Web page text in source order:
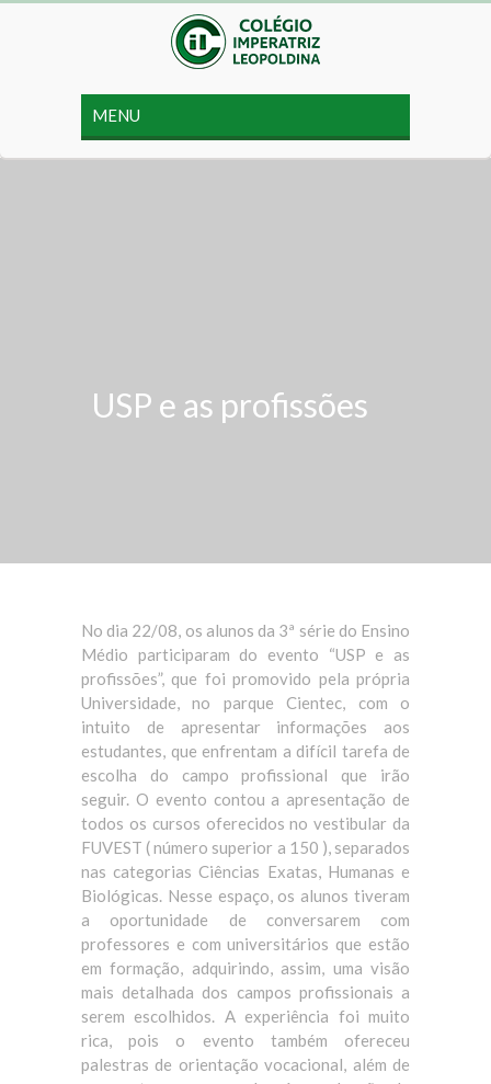
USP e as profissões
No dia 22/08, os alunos da 3ª série do Ensino
Médio participaram do evento “USP e as
profissões”, que foi promovido pela própria
Universidade, no parque Cientec, com o
intuito de apresentar informações aos
estudantes, que enfrentam a difícil tarefa de
escolha do campo profissional que irão
seguir. O evento contou a apresentação de
todos os cursos oferecidos no vestibular da
FUVEST ( número superior a 150 ), separados
nas categorias Ciências Exatas, Humanas e
Biológicas. Nesse espaço, os alunos tiveram
a oportunidade de conversarem com
professores e com universitários que estão
em formação, adquirindo, assim, uma visão
mais detalhada dos campos profissionais a
serem escolhidos. A experiência foi muito
rica, pois o evento também ofereceu
palestras de orientação vocacional, além de